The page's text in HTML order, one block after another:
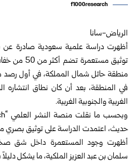
f1000research
الرياض-سانا
أظهرت دراسة علمية سعودية صادرة عن
توثيق
منطقة حائل شمال المملكة، في أول رصد
في المنطقة، بعد أن كان نطاق انتشاره
الغربية والجنوبية الغربية.
حديث، اعتمدت الدراسة على توثيق بصري
أظهرت وجود المستعمرة داخل شق
سلمان بن عبد العزيز الملكية، ما يشكل